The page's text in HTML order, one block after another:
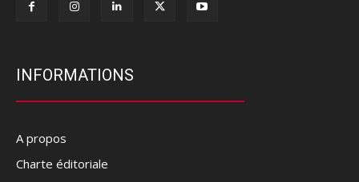
INFORMATIONS
A propos
Charte éditoriale